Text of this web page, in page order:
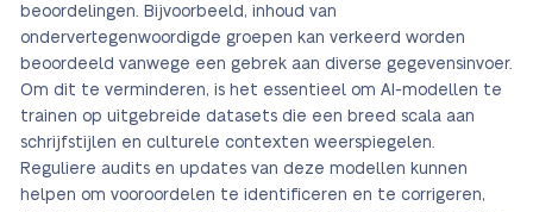
beoordelingen. Bijvoorbeeld, inhoud van
ondervertegenwoordigde groepen kan verkeerd worden
beoordeeld vanwege een gebrek aan diverse gegevensinvoer.
Om dit te verminderen, is het essentieel om AI-modellen te
trainen op uitgebreide datasets die een breed scala aan
schrijfstijlen en culturele contexten weerspiegelen.
Reguliere audits en updates van deze modellen kunnen
helpen om vooroordelen te identificeren en te corrigeren,